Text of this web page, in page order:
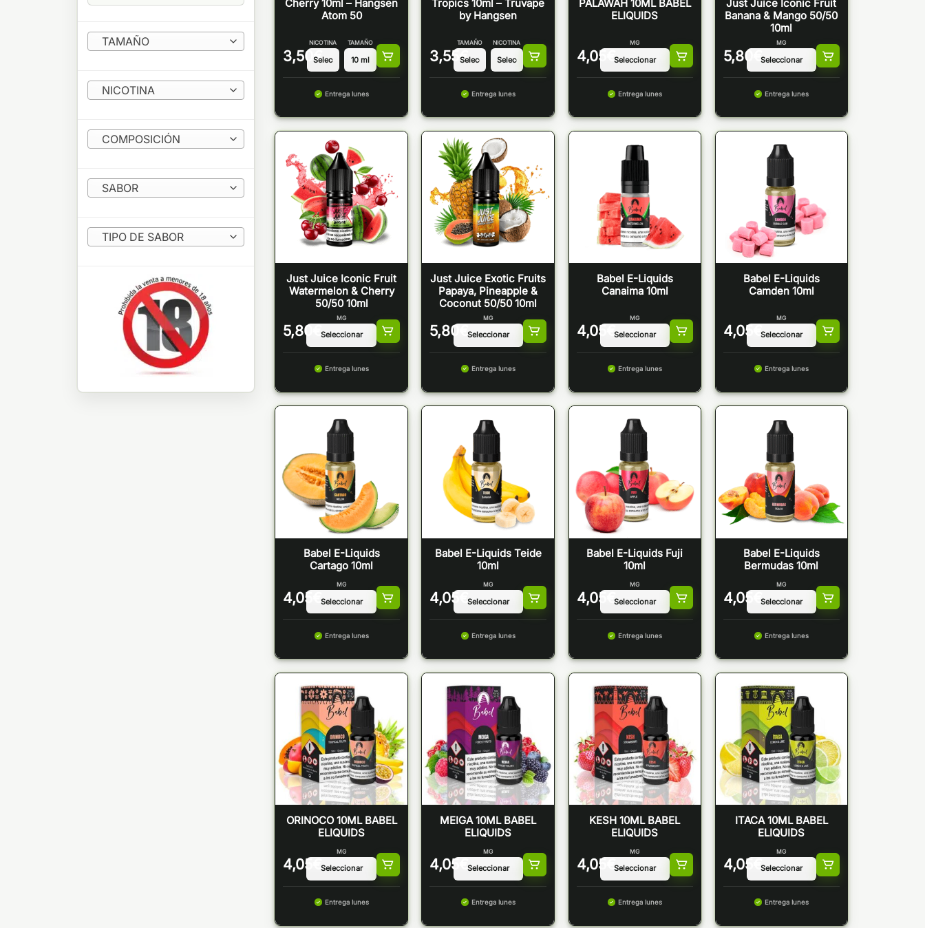
TAMAÑO
NICOTINA
COMPOSICIÓN
SABOR
TIPO DE SABOR
Cherry 10ml – Hangsen
Atom 50
3,50€
NICOTINA TAMAÑO
Entrega lunes
Tropics 10ml – Truvape
by Hangsen
3,55 €
TAMAÑO NICOTINA
Entrega lunes
PALAWAH 10ML BABEL
ELIQUIDS
4,05 €
MG
Entrega lunes
Just Juice Iconic Fruit
Banana & Mango 50/50
10ml
5,80 €
MG
Entrega lunes
Just Juice Iconic Fruit
Watermelon & Cherry
50/50 10ml
5,80 €
MG
Entrega lunes
Just Juice Exotic Fruits
Papaya, Pineapple &
Coconut 50/50 10ml
5,80 €
MG
Entrega lunes
Babel E-Liquids
Canaima 10ml
4,05 €
MG
Entrega lunes
Babel E-Liquids
Camden 10ml
4,05 €
MG
Entrega lunes
Babel E-Liquids
Cartago 10ml
4,05 €
MG
Entrega lunes
Babel E-Liquids Teide
10ml
4,05 €
MG
Entrega lunes
Babel E-Liquids Fuji
10ml
4,05 €
MG
Entrega lunes
Babel E-Liquids
Bermudas 10ml
4,05 €
MG
Entrega lunes
ORINOCO 10ML BABEL
ELIQUIDS
4,05 €
MG
Entrega lunes
MEIGA 10ML BABEL
ELIQUIDS
4,05 €
MG
Entrega lunes
KESH 10ML BABEL
ELIQUIDS
4,05 €
MG
Entrega lunes
ITACA 10ML BABEL
ELIQUIDS
4,05 €
MG
Entrega lunes